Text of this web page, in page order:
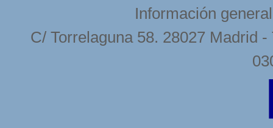
Información
C/ Torrelaguna 58. 28027 Madrid